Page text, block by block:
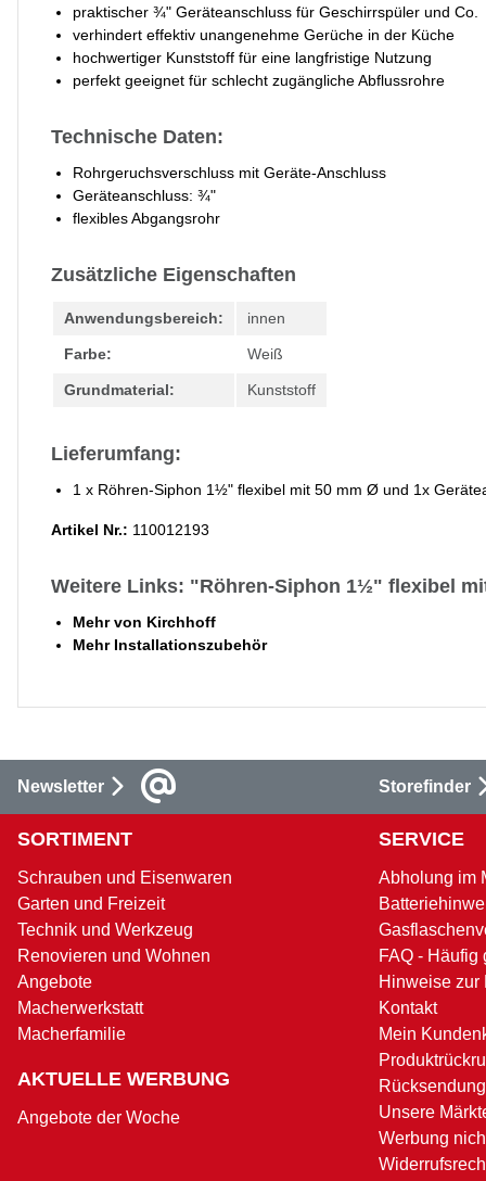
praktischer ¾" Geräteanschluss für Geschirrspüler und Co.
verhindert effektiv unangenehme Gerüche in der Küche
hochwertiger Kunststoff für eine langfristige Nutzung
perfekt geeignet für schlecht zugängliche Abflussrohre
Technische Daten:
Rohrgeruchsverschluss mit Geräte-Anschluss
Geräteanschluss: ¾"
flexibles Abgangsrohr
Zusätzliche Eigenschaften
Anwendungsbereich: innen
Farbe: Weiß
Grundmaterial: Kunststoff
Lieferumfang:
1 x Röhren-Siphon 1½" flexibel mit 50 mm Ø und 1x
Artikel Nr.: 110012193
Weitere Links: "Röhren-Siphon 1½" flexibel
Mehr von Kirchhoff
Mehr Installationszubehör
Newsletter Storefinder
SORTIMENT
Schrauben und Eisenwaren
Garten und Freizeit
Technik und Werkzeug
Renovieren und Wohnen
Angebote
Macherwerkstatt
Macherfamilie
AKTUELLE WERBUNG
Angebote der Woche
SERVICE
Abholung im
FAQ - Häufig
Hinweise zur
Kontakt
Mein
Rücksendung
Unsere
Werbung